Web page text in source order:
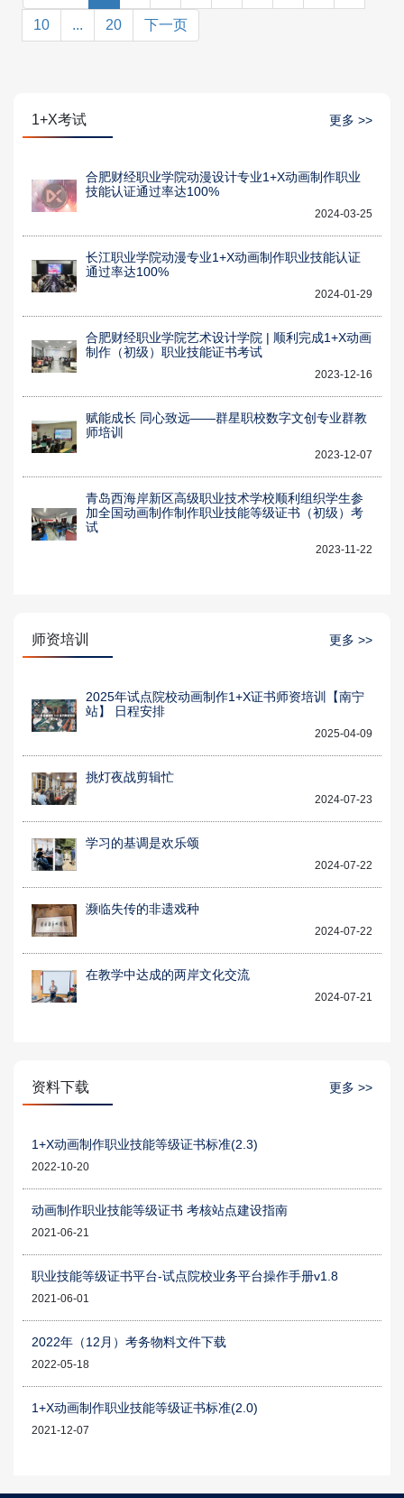
10 ... 20 下一页
1+X考试 更多 >>
合肥财经职业学院动漫设计专业1+X动画制作职业
技能认证通过率达100%
2024-03-25
长江职业学院动漫专业1+X动画制作职业技能认证
通过率达100%
2024-01-29
合肥财经职业学院艺术设计学院 | 顺利完成1+X动画
制作（初级）职业技能证书考试
2023-12-16
赋能成长 同心致远——群星职校数字文创专业群教
师培训
2023-12-07
青岛西海岸新区高级职业技术学校顺利组织学生参
加全国动画制作制作职业技能等级证书（初级）考
试
2023-11-22
师资培训 更多 >>
2025年试点院校动画制作1+X证书师资培训【南宁
站】 日程安排
2025-04-09
挑灯夜战剪辑忙
2024-07-23
学习的基调是欢乐颂
2024-07-22
濒临失传的非遗戏种
2024-07-22
在教学中达成的两岸文化交流
2024-07-21
资料下载 更多 >>
1+X动画制作职业技能等级证书标准(2.3)
2022-10-20
动画制作职业技能等级证书 考核站点建设指南
2021-06-21
职业技能等级证书平台-试点院校业务平台操作手册v1.8
2021-06-01
2022年（12月）考务物料文件下载
2022-05-18
1+X动画制作职业技能等级证书标准(2.0)
2021-12-07